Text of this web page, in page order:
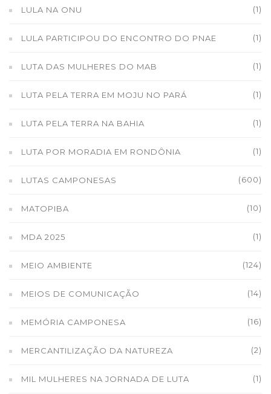
LULA NA ONU (1)
LULA PARTICIPOU DO ENCONTRO DO PNAE (1)
LUTA DAS MULHERES DO MAB (1)
LUTA PELA TERRA EM MOJU NO PARÁ (1)
LUTA PELA TERRA NA BAHIA (1)
LUTA POR MORADIA EM RONDÔNIA (1)
LUTAS CAMPONESAS (600)
MATOPIBA (10)
MDA 2025 (1)
MEIO AMBIENTE (124)
MEIOS DE COMUNICAÇÃO (14)
MEMÓRIA CAMPONESA (16)
MERCANTILIZAÇÃO DA NATUREZA (2)
MIL MULHERES NA JORNADA DE LUTA (1)